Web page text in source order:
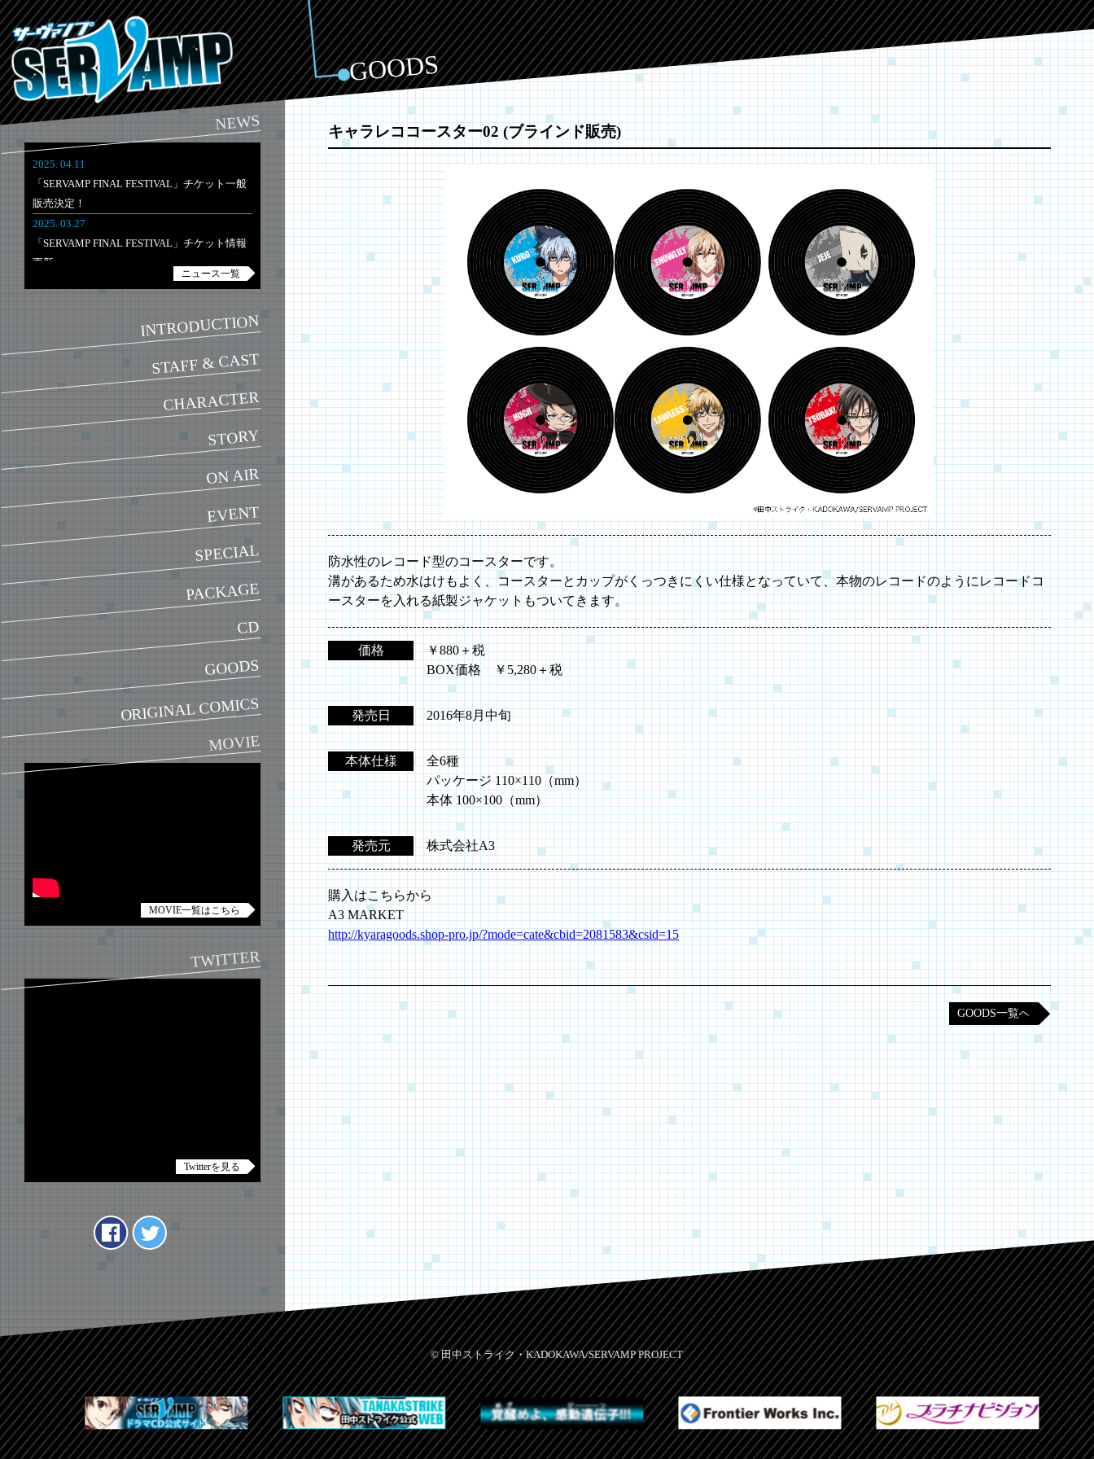
NEWS
2025. 04.11
「SERVAMP FINAL FESTIVAL」チケット一般
販売決定！
2025. 03.27
「SERVAMP FINAL FESTIVAL」チケット情報
更新
ケット最速先行が3/3(月)より受付開始！
ニュース一覧
INTRODUCTION
STAFF & CAST
CHARACTER
STORY
ON AIR
EVENT
SPECIAL
PACKAGE
CD
GOODS
ORIGINAL COMICS
MOVIE
MOVIE一覧はこちら
TWITTER
Twitterを見る
GOODS
キャラレココースター02 (ブラインド販売)
防水性のレコード型のコースターです。
溝があるため水はけもよく、コースターとカップがくっつきにくい仕様となっていて、本物のレコードのようにレコードコ
ースターを入れる紙製ジャケットもついてきます。
価格
￥880＋税
BOX価格 ￥5,280＋税
発売日 2016年8月中旬
本体仕様
全6種
パッケージ 110×110（mm）
本体 100×100（mm）
発売元 株式会社A3
購入はこちらから
A3 MARKET
http://kyaragoods.shop-pro.jp/?mode=cate&cbid=2081583&csid=15
GOODS一覧へ
© 田中ストライク・KADOKAWA/SERVAMP PROJECT